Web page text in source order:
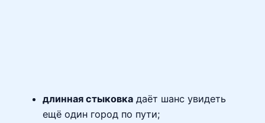
длинная стыковка даёт шанс увидеть
ещё один город по пути;